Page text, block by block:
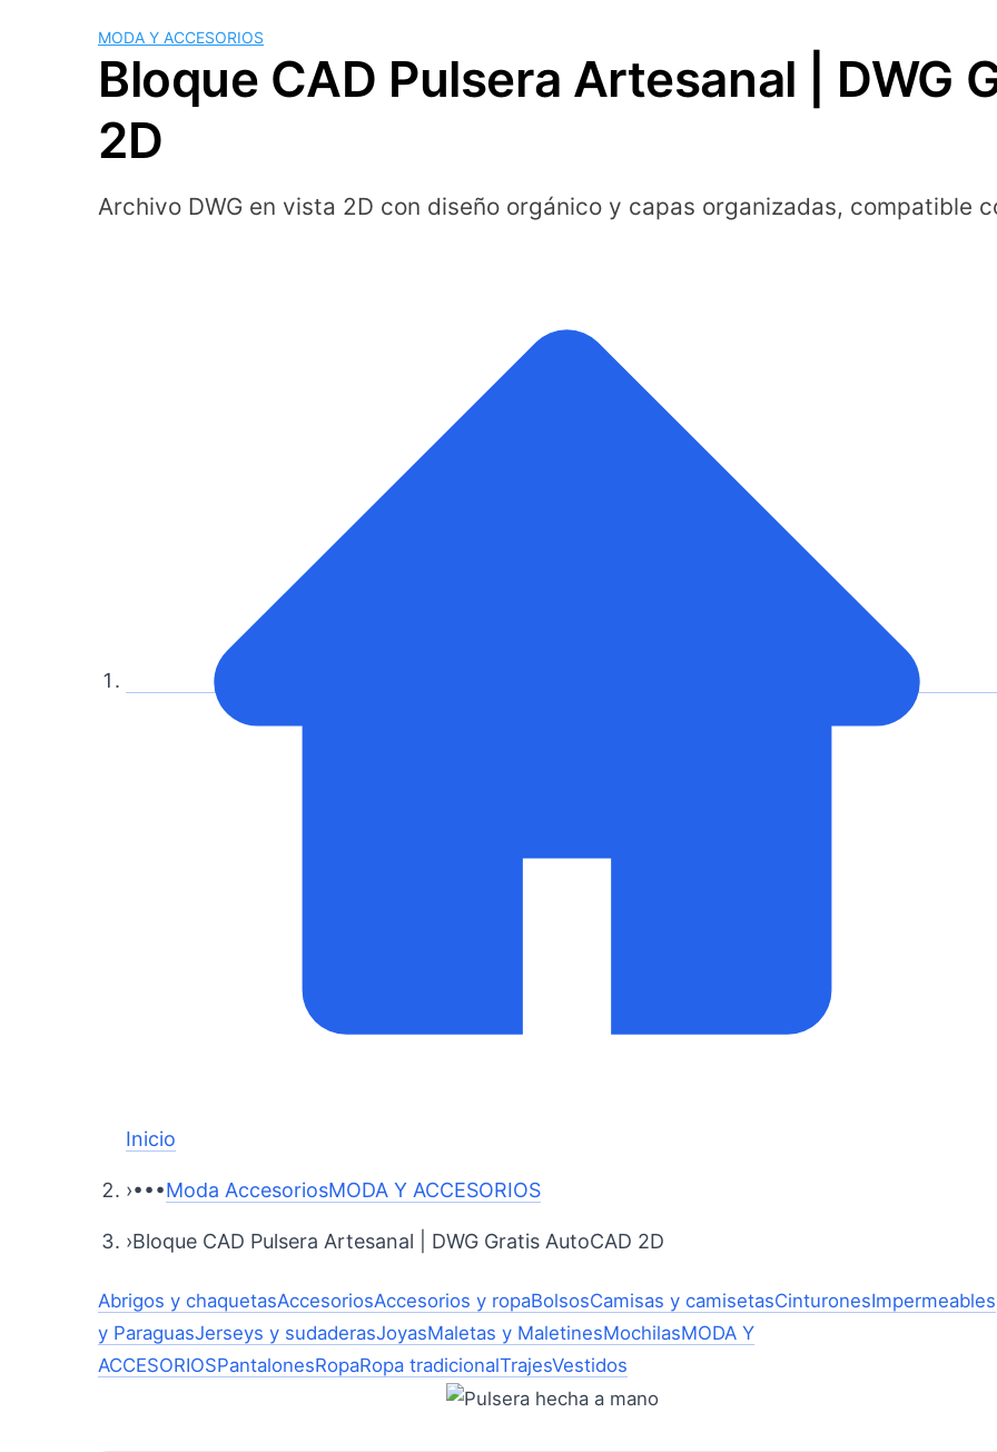
MODA Y ACCESORIOS
Bloque CAD Pulsera Artesanal | DWG
2D
Archivo DWG en vista 2D con diseño orgánico y capas organizadas, compatible
Inicio
›•••Moda AccesoriosMODA Y ACCESORIOS
›Bloque CAD Pulsera Artesanal | DWG Gratis AutoCAD 2D
Abrigos y chaquetasAccesoriosAccesorios y ropaBolsosCamisas y camisetasCinturonesImpermeables
y ParaguasJerseys y sudaderasJoyasMaletas y MaletinesMochilasMODA Y
ACCESORIOSPantalonesRopaRopa tradicionalTrajesVestidos